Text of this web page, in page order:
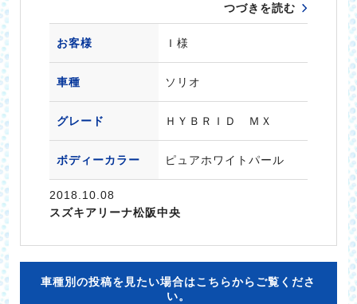
つづきを読む
お客様 Ｉ様
車種 ソリオ
グレード ＨＹＢＲＩＤ ＭＸ
ボディーカラー ピュアホワイトパール
2018.10.08
スズキアリーナ松阪中央
車種別の投稿を見たい場合はこちらからご覧くださ
い。